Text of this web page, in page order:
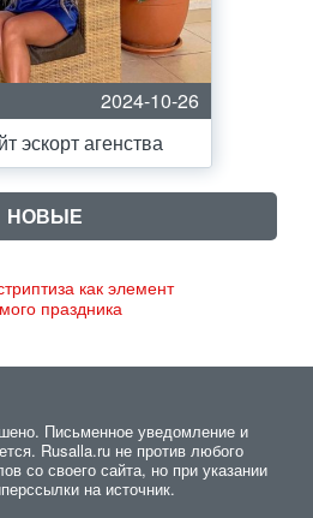
2024-10-26
эскорт агенства
НОВЫЕ
как элемент
праздника
Письменное уведомление и
Rusalla.ru не против любого
со своего сайта, но при указании
на источник.